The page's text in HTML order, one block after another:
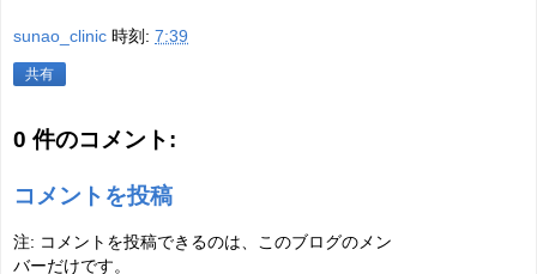
sunao_clinic 時刻: 7:39
共有
0 件のコメント:
コメントを投稿
注: コメントを投稿できるのは、このブログのメン
バーだけです。